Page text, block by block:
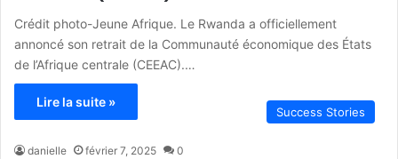
Crédit photo-Jeune Afrique. Le Rwanda a officiellement
annoncé son retrait de la Communauté économique des États
de l’Afrique centrale (CEEAC).…
Lire la suite »
Success Stories
danielle février 7, 2025 0